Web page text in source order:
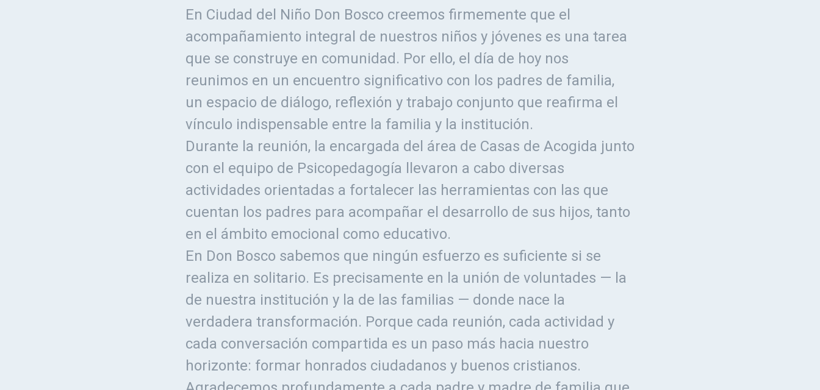
En Ciudad del Niño Don Bosco creemos firmemente que el
acompañamiento integral de nuestros niños y jóvenes es una tarea
que se construye en comunidad. Por ello, el día de hoy nos
reunimos en un encuentro significativo con los padres de familia,
un espacio de diálogo, reflexión y trabajo conjunto que reafirma el
vínculo indispensable entre la familia y la institución.
Durante la reunión, la encargada del área de Casas de Acogida junto
con el equipo de Psicopedagogía llevaron a cabo diversas
actividades orientadas a fortalecer las herramientas con las que
cuentan los padres para acompañar el desarrollo de sus hijos, tanto
en el ámbito emocional como educativo.
En Don Bosco sabemos que ningún esfuerzo es suficiente si se
realiza en solitario. Es precisamente en la unión de voluntades — la
de nuestra institución y la de las familias — donde nace la
verdadera transformación. Porque cada reunión, cada actividad y
cada conversación compartida es un paso más hacia nuestro
horizonte: formar honrados ciudadanos y buenos cristianos.